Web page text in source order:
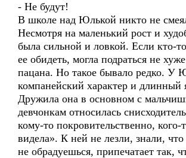
- Не будут!
В школе над Юлькой никто не
Несмотря на маленький рост и
была сильной и ловкой. Если кто-
ее обидеть, могла подраться не
пацана. Но такое бывало редко. У
компанейский характер и длинный
Дружила она в основном с
девчонкам относилась
кому-то покровительственно, кого-
видела». К ней не лезли, знали,
не обрадуешься, припечатает так,